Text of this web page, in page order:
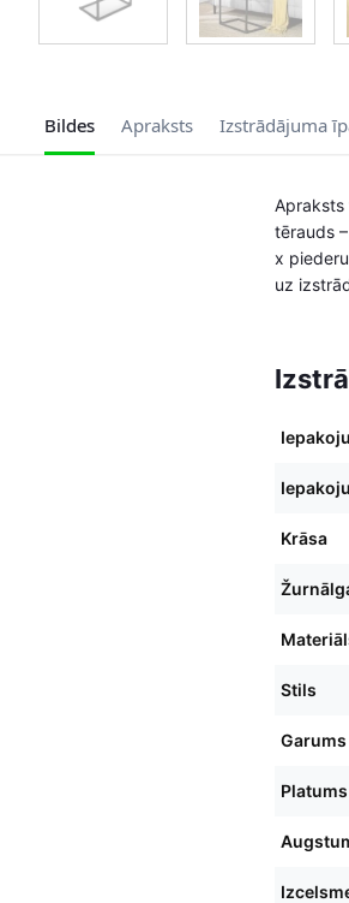
Bildes Apraksts Izstrādājuma
Apraksts
tērauds
x
uz
Krāsa
Stils
Garums